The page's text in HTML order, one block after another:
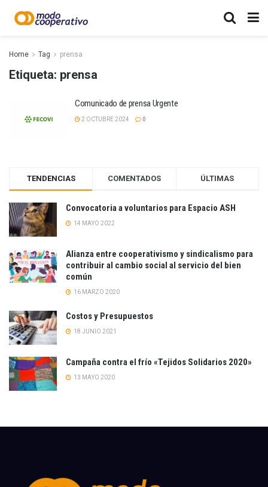
Home Tag prensa
Etiqueta: prensa
Comunicado de prensa Urgente
2 OCTUBRE 2024 0
TENDENCIAS COMENTADOS ÚLTIMAS
Convocatoria a voluntarios para Espacio ASH
14 MAYO 2022
Alianza entre cooperativismo y sindicalismo para
contribuir al cambio social al servicio del bien
común
16 MARZO 2020
Costos y Presupuestos
18 JUNIO 2021
Campaña contra el frío «Tejidos Solidarios 2020»
13 MAYO 2020